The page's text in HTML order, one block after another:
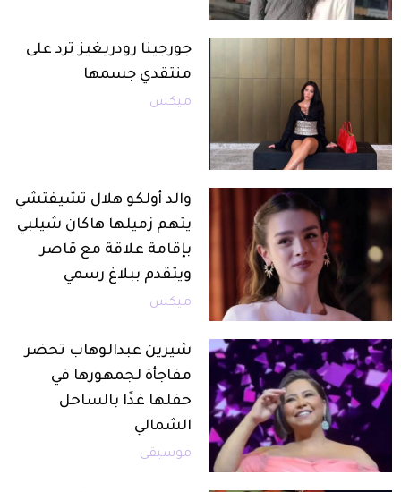
جورجينا رودريغيز ترد على
منتقدي جسمها
ميكس
والد أولكو هلال تشيفتشي
يتهم زميلها هاكان شيلبي
بإقامة علاقة مع قاصر
ويتقدم ببلاغ رسمي
ميكس
شيرين عبدالوهاب تحضر
مفاجأة لجمهورها في
حفلها غدًا بالساحل
الشمالي
موسيقى